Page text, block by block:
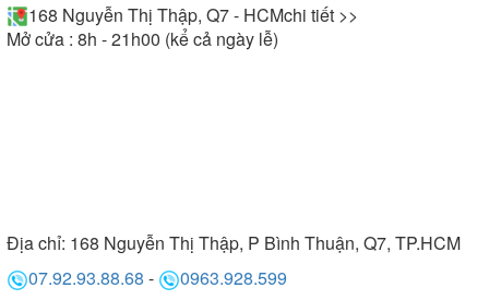
168 Nguyễn Thị Thập, Q7 - HCMchi tiết >>
Mở cửa : 8h - 21h00 (kể cả ngày lễ)
Địa chỉ: 168 Nguyễn Thị Thập, P Bình Thuận, Q7, TP.HCM
07.92.93.88.68 -
0963.928.599